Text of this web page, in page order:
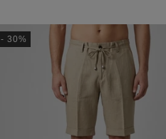
- 30%